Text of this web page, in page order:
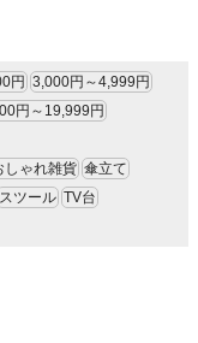
円 3,000円～4,999円
円～19,999円
しゃれ雑貨 傘立て
スツール TV台